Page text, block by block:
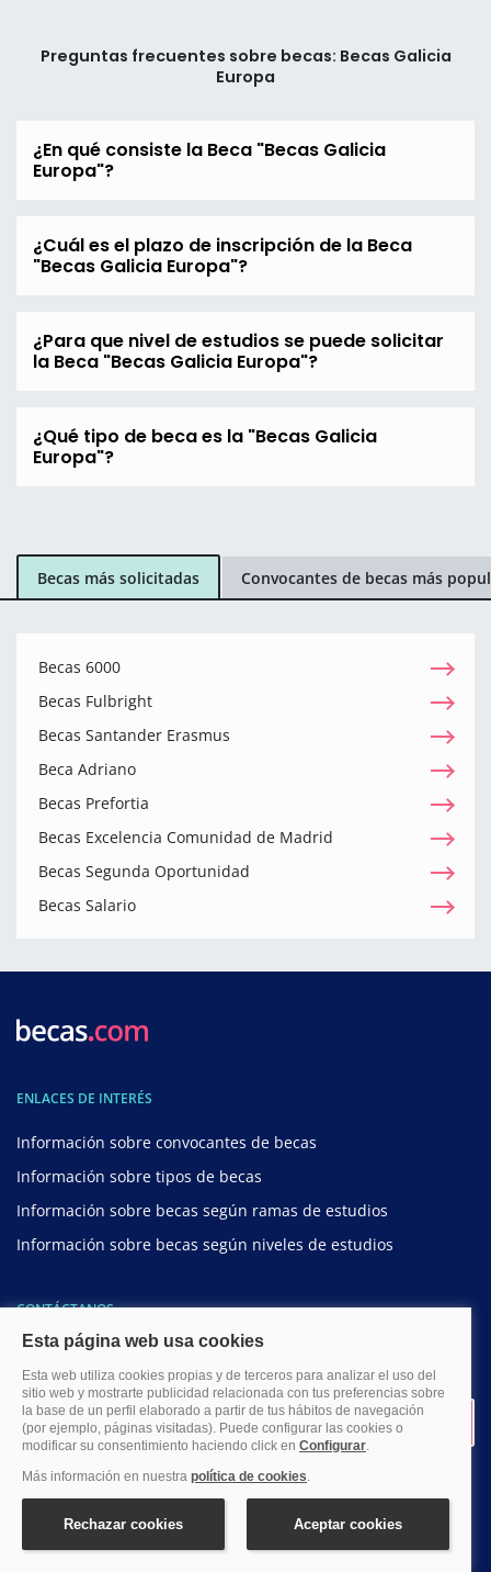
Preguntas frecuentes sobre becas: Becas Galicia
Europa
¿En qué consiste la Beca "Becas Galicia
Europa"?
¿Cuál es el plazo de inscripción de la Beca
"Becas Galicia Europa"?
¿Para que nivel de estudios se puede solicitar
la Beca "Becas Galicia Europa"?
¿Qué tipo de beca es la "Becas Galicia
Europa"?
Becas más solicitadas Convocantes de becas más
Becas 6000
Becas Fulbright
Becas Santander Erasmus
Beca Adriano
Becas Prefortia
Becas Excelencia Comunidad de Madrid
Becas Segunda Oportunidad
Becas Salario
ENLACES DE INTERÉS
Información sobre convocantes de becas
Información sobre tipos de becas
Información sobre becas según ramas de estudios
Información sobre becas según niveles de estudios
CONTÁCTANOS
Si necesitas ayuda o información sobre cualquier beca de estudios
contacta con nosotros.
hola@becas.com